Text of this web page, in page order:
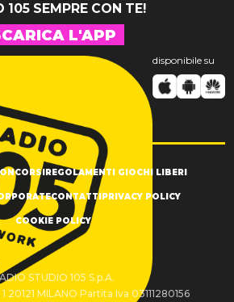
105 SEMPRE CON TE!
L'APP
disponibile su
REGOLAMENTI GIOCHI LIBERI
CONTATTI PRIVACY POLICY
COOKIE POLICY
STUDIO 105 S.p.A.
20121 MILANO Partita Iva 03111280156